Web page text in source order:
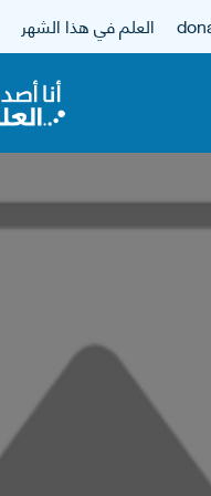
العلم في هذا الشهر